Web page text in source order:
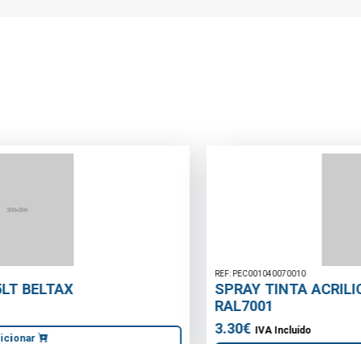
SPRAY TINTA ACRILICA CINZA PRATA P400
3.30€IVA Incluído